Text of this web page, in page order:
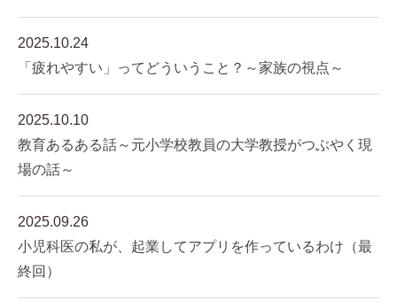
2025.10.24
「疲れやすい」ってどういうこと？～家族の視点～
2025.10.10
教育あるある話～元小学校教員の大学教授がつぶやく現
場の話～
2025.09.26
小児科医の私が、起業してアプリを作っているわけ（最
終回）